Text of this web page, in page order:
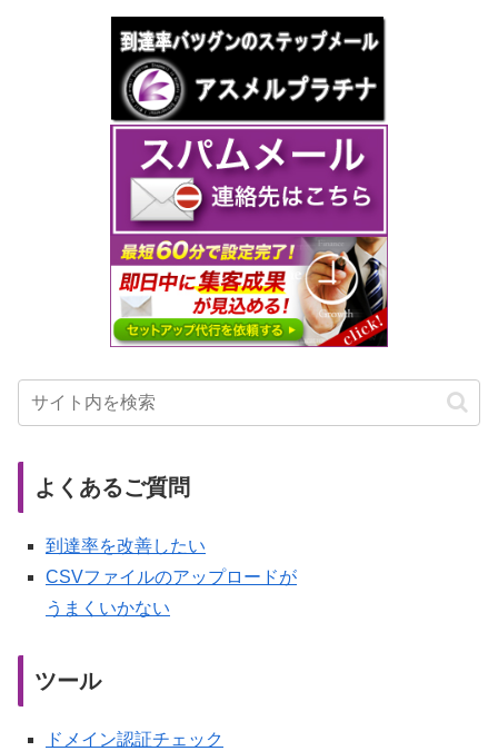
よくあるご質問
到達率を改善したい
CSVファイルのアップロードが
うまくいかない
ツール
ドメイン認証チェック